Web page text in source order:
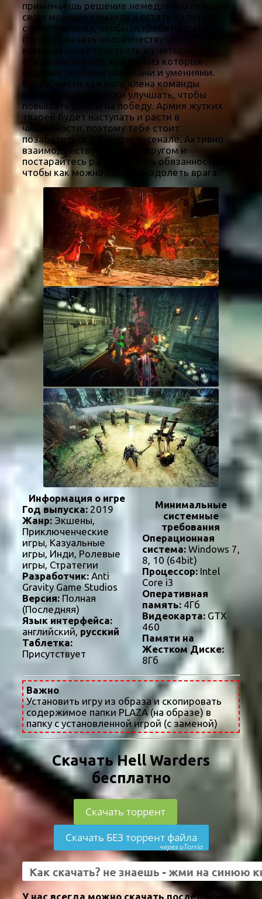
принимаешь решение немедленно собрать
свою мощную команду и встать на пути
сопротивления, чтобы истребить всех, кто
посмел оказать человечеству угрозу. Твоя
команда может состоять из четырех
отважных героев, каждый из которых
наделен особыми навыками и умениями.
Способности каждого члена команды
необходимо всячески улучшать, чтобы
повышать шансы на победу. Армия жутких
тварей будет наступать и расти в
численности, поэтому тебе стоит
позаботиться о боевом арсенале. Активно
взаимодействуйте друг с другом и
постарайтесь распределить обязанности так,
чтобы как можно быстрее одолеть врага.
Информация о игре
Год выпуска: 2019
Жанр: Экшены,
Приключенческие
игры, Казуальные
игры, Инди, Ролевые
игры, Стратегии
Разработчик:Anti
Gravity Game Studios
Версия: Полная
(Последняя)
Язык интерфейса:
английский, русский
Таблетка:
Присутствует
Минимальные
системные
требования
Операционная
система:Windows 7,
8, 10 (64bit)
Процессор:Intel
Core i3
Оперативная
память:4Гб
Видеокарта:GTX
460
Памяти на
Жестком Диске:
8Гб
Важно
Установить игру из образа и скопировать
содержимое папки PLAZA (на образе) в
папку с установленной игрой (с заменой)
Скачать Hell Warders
бесплатно
Скачать торрент
Скачать БЕЗ торрент файла
через uTorria
У нас всегда можно скачать последнюю